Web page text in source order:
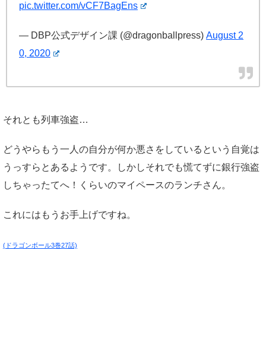
pic.twitter.com/vCF7BagEns
— DBP公式デザイン課 (@dragonballpress) August 2
0, 2020
それとも列車強盗…
どうやらもう一人の自分が何か悪さをしているという自覚は
うっすらとあるようです。しかしそれでも慌てずに銀行強盗
しちゃったてへ！くらいのマイペースのランチさん。
これにはもうお手上げですね。
(ドラゴンボール3巻27話)